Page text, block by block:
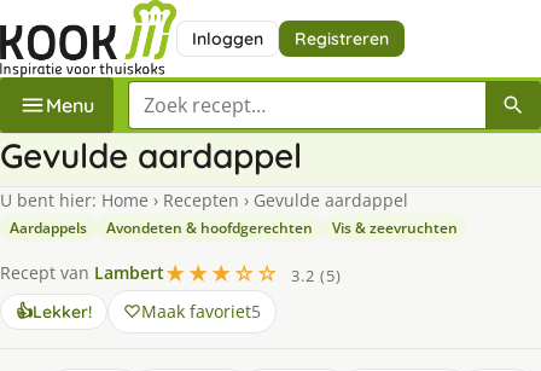
Inloggen Registreren
Menu Zoek een recept
Gevulde aardappel
U bent hier: Home › Recepten › Gevulde aardappel
Aardappels Avondeten & hoofdgerechten Vis & zeevruchten
Recept van Lambert★★★☆☆
3.2 (5)
👍Lekker! Maak favoriet5